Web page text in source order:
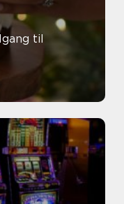
til